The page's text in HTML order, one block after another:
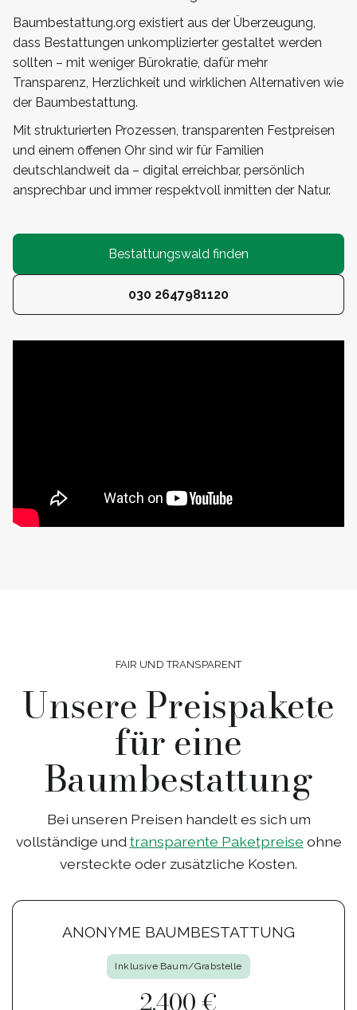
Baumbestattung.org existiert aus der Überzeugung,
dass Bestattungen unkomplizierter gestaltet werden
sollten – mit weniger Bürokratie, dafür mehr
Transparenz, Herzlichkeit und wirklichen Alternativen wie
der Baumbestattung.
Mit strukturierten Prozessen, transparenten Festpreisen
und einem offenen Ohr sind wir für Familien
deutschlandweit da – digital erreichbar, persönlich
ansprechbar und immer respektvoll inmitten der Natur.
Bestattungswald finden
030 2647981120
FAIR UND TRANSPARENT
Unsere Preispakete
für eine
Baumbestattung
Bei unseren Preisen handelt es sich um
vollständige und transparente Paketpreise ohne
versteckte oder zusätzliche Kosten.
ANONYME BAUMBESTATTUNG
Inklusive Baum/Grabstelle
2.400 €